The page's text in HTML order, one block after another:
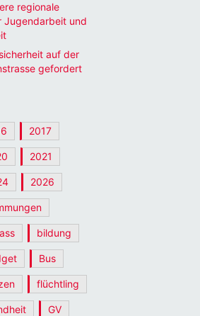
regionale
Jugendarbeit und
auf der
gefordert
2017
2021
2026
bildung
Bus
flüchtling
GV